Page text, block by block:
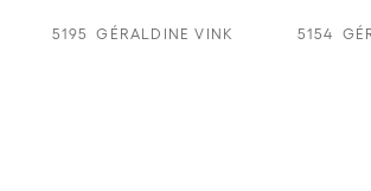
5195 GÉRALDINE VINK 5154